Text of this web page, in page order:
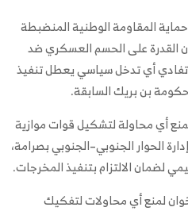
المقاومة الوطنية المنضبطة
القدرة على الحسم العسكري ضد
أي تدخل سياسي يعطل تنفيذ
بن بريك السابقة.
أي محاولة لتشكيل قوات موازية
الحوار الجنوبي–الجنوبي بصرامة،
لضمان الالتزام بتنفيذ المخرجات.
لمنع أي محاولات لتفكيك